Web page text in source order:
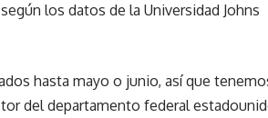
los datos de la Universidad Johns
hasta mayo o junio, así que
del departamento federal